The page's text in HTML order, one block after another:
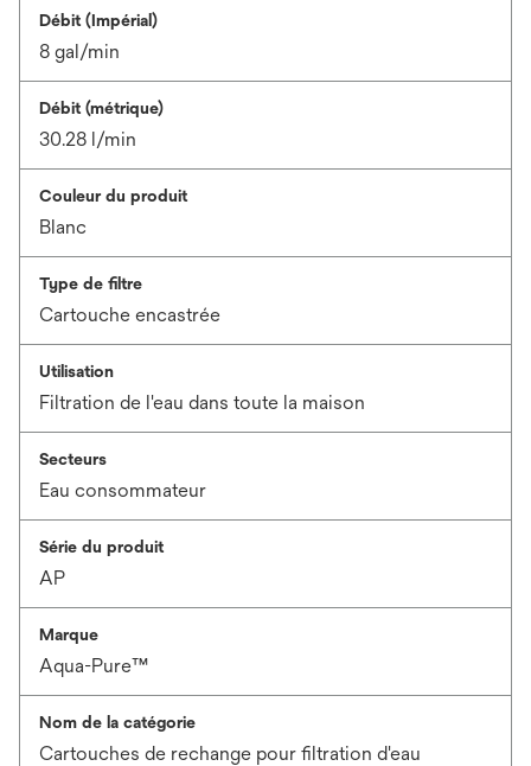
Débit (Impérial)
8 gal/min
Débit (métrique)
30.28 l/min
Couleur du produit
Blanc
Type de filtre
Cartouche encastrée
Utilisation
Filtration de l'eau dans toute la maison
Secteurs
Eau consommateur
Série du produit
AP
Marque
Aqua-Pure™
Nom de la catégorie
Cartouches de rechange pour filtration d'eau